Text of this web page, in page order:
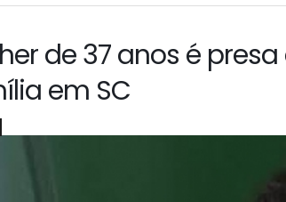
de 37 anos é
em SC